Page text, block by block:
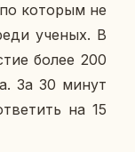
ко­то­рым не
ученых. В
более 200
За 30 минут
на 15